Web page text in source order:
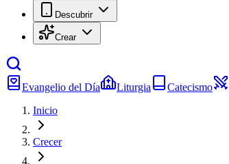
Descubrir
Crear
Evangelio del Día Liturgia Catecismo
Inicio
Crecer